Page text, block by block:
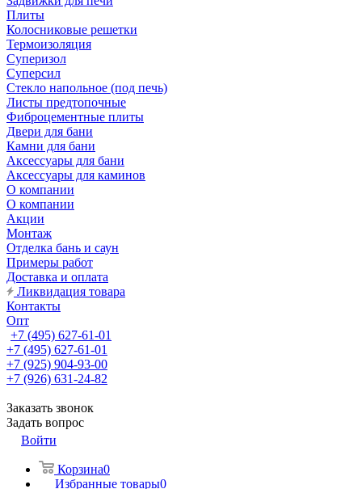
Плиты
Колосниковые решетки
Термоизоляция
Суперизол
Суперсил
Стекло напольное (под печь)
Листы предтопочные
Фиброцементные плиты
Двери для бани
Камни для бани
Аксессуары для бани
Аксессуары для каминов
О компании
О компании
Акции
Монтаж
Отделка бань и саун
Примеры работ
Доставка и оплата
Ликвидация товара
Контакты
Опт
+7 (495) 627-61-01
+7 (495) 627-61-01
+7 (925) 904-93-00
+7 (926) 631-24-82
Заказать звонок
Задать вопрос
Войти
Корзина0
Избранные товары0